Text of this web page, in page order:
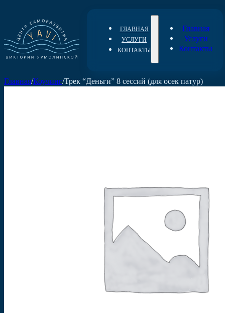
ГЛАВНАЯ
УСЛУГИ
КОНТАКТЫ
Главная
Услуги
Контакты
Главная/Коучинг/Трек “Деньги” 8 сессий (для осек патур)